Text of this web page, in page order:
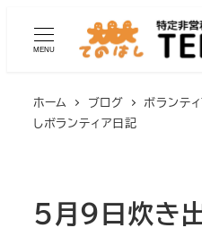
MENU
ホーム ブログ ボランテ
しボランティア日記
5月9日炊き